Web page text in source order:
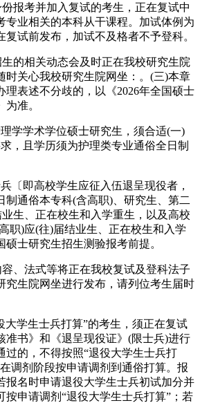
考并加入复试的考生，正在复试中
专业相关的本科从干课程。加试体例为
试前发布，加试不及格者不予登科。
相关动态会及时正在我校研究生院
时关心我校研究生院网坐：。(三)本章
理表述不分歧的，以《2026年全国硕士
准。
学术学位硕士研究生，须合适(一)
，且学历须为护理类专业通俗全日制
即高校学生应征入伍退呈现役者，
制通俗本专科(含高职)、研究生、第二
生、正在校生和入学重生，以及高校
职)应(往)届结业生、正在校生和入学
士研究生招生测验报考前提。
法式等将正在我校复试及登科法子
究生院网坐进行发布，请列位考生届时
学生士兵打算”的考生，须正在复试
准书》和《退呈现役证》(限士兵)进行
过的，不得按照“退役大学生士兵打
调剂阶段按申请调剂到通俗打算。报
报名时申请退役大学生士兵初试加分并
按申请调剂“退役大学生士兵打算”；若